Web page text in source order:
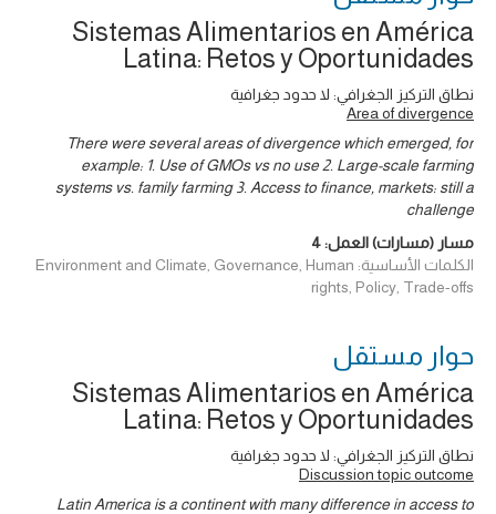
Sistemas Alimentarios en América
Latina: Retos y Oportunidades
نطاق التركيز الجغرافي: لا حدود جغرافية
Area of divergence
There were several areas of divergence which emerged, for
example: 1. Use of GMOs vs no use 2. Large-scale farming
systems vs. family farming 3. Access to finance, markets: still a
challenge
مسار (مسارات) العمل:4
الكلمات الأساسية: Environment and Climate, Governance, Human
rights, Policy, Trade-offs
حوار ‎مستقل
Sistemas Alimentarios en América
Latina: Retos y Oportunidades
نطاق التركيز الجغرافي: لا حدود جغرافية
Discussion topic outcome
Latin America is a continent with many difference in access to